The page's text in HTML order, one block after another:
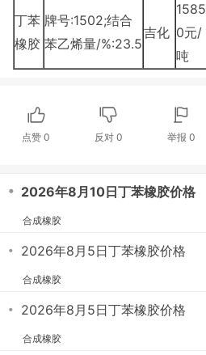
丁苯
橡胶
牌号:1502;结合
苯乙烯量/%:23.5
吉化
1585
0元/
吨
点赞0 反对 0 举报 0
・ 2026年8月10日丁苯橡胶价格
合成橡胶
・ 2026年8月5日丁苯橡胶价格
合成橡胶
・ 2026年8月5日丁苯橡胶价格
合成橡胶